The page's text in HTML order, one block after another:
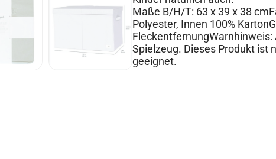
Maße B/H/T: 63 x 39 x 38
Polyester, Innen 100%
FleckentfernungWarnhinweis:
Spielzeug. Dieses Produkt ist
geeignet.